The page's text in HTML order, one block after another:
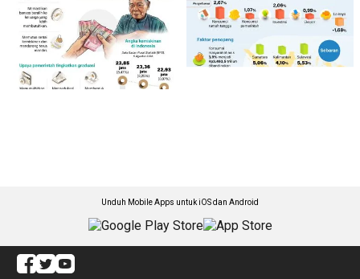
Unduh Mobile Apps untuk iOS dan Android